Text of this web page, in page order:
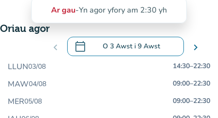
Ar gau-Yn agor yfory am 2:30 yh
Oriau agor
chevron_left calendar_today O 3 Awst i 9 Awst
.Agor y calendr i newid dyddiadau chevron_right
LLUN03/08 14:30–22:30
MAW04/08 09:00–22:30
MER05/08 09:00–22:30